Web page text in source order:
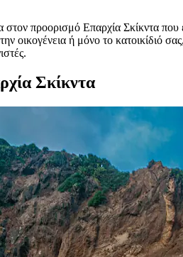
προορισμό Επαρχία Σκίκντα που
οικογένεια ή μόνο το κατοικίδιό
Σκίκντα